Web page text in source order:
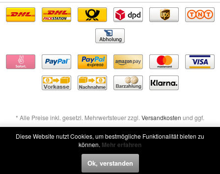
* Alle Preise inkl. gesetzl. Mehrwertsteuer zzgl. Versandkosten und ggf.
Nachnahmegebühren, wenn nicht anders beschrieben
Widerruf erklären
Diese Website nutzt Cookies, um bestmögliche Funktionalität bieten zu
können. Mehr erfahren
Ok, verstanden